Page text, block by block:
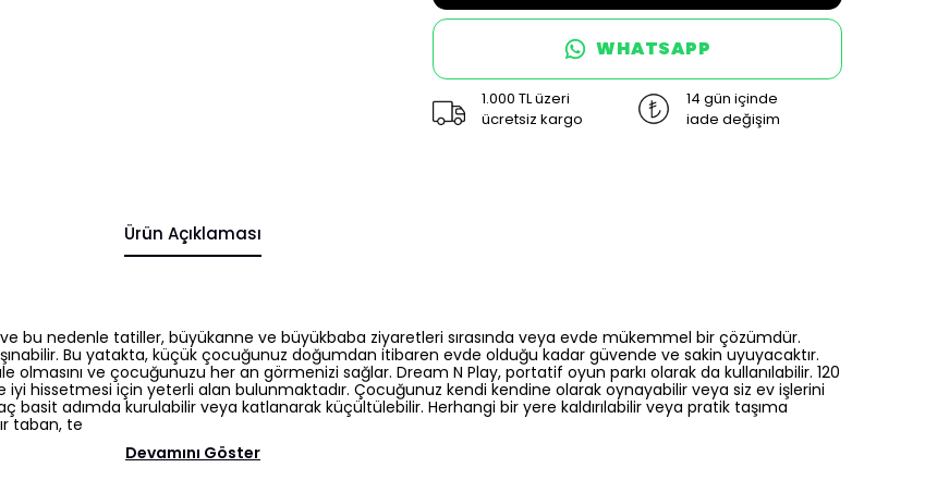
WHATSAPP
1.000 TL üzeri
ücretsiz kargo
14 gün içinde
iade değişim
Ürün Açıklaması
bu nedenle tatiller, büyükanne ve büyükbaba ziyaretleri sırasında veya evde mükemmel bir çözümdür.
Bu yatakta, küçük çocuğunuz doğumdan itibaren evde olduğu kadar güvende ve sakin uyuyacaktır.
olmasını ve çocuğunuzu her an görmenizi sağlar. Dream N Play, portatif oyun parkı olarak da kullanılabilir. 120
hissetmesi için yeterli alan bulunmaktadır. Çocuğunuz kendi kendine olarak oynayabilir veya siz ev işlerini
basit adımda kurulabilir veya katlanarak küçültülebilir. Herhangi bir yere kaldırılabilir veya pratik taşıma
taban, te
Devamını Göster